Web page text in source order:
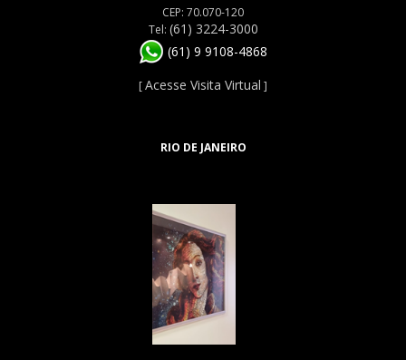
CEP: 70.070-120
Tel: (61) 3224-3000
(61) 9 9108-4868
[Acesse Visita Virtual ]
RIO DE JANEIRO